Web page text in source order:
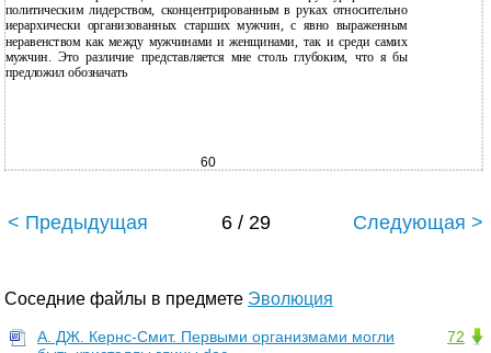
политическим лидерством, сконцентрированным в руках относительно
иерархически организованных старших мужчин, с явно выраженным
неравенством как между мужчинами и женщинами, так и среди самих
мужчин. Это различие представляется мне столь глубоким, что я бы
предложил обозначать
60
< Предыдущая 6 / 29 Следующая >
Соседние файлы в предмете Эволюция
72
А. ДЖ. Кернс-Смит. Первыми организмами могли